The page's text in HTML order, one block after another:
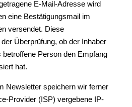
E-Mail-Adresse wird
eine Bestätigungsmail im
versendet. Diese
Überprüfung, ob der Inhaber
Person den Empfang
hat.
Newsletter speichern wir ferner
Provider (ISP) vergebene IP-